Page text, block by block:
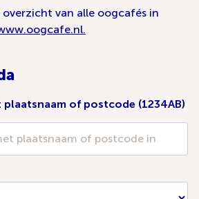
van alle oogcafés in
of postcode (1234AB)